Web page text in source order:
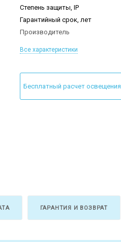
Степень защиты, IP
Гарантийный срок, лет
Производитель
Все характеристики
Бесплатный расчет освещения
ГАРАНТИЯ И ВОЗВРАТ